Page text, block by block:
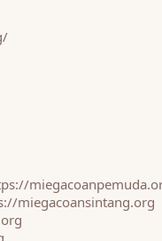
miegacoansintang.org